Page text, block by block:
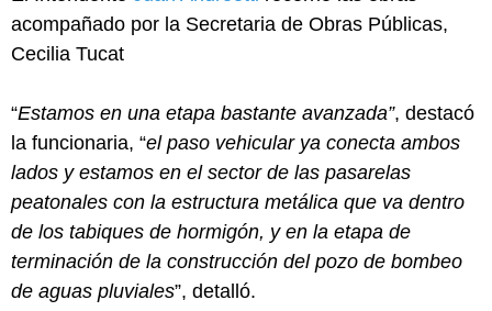
acompañado por la Secretaria de Obras Públicas,
Cecilia Tucat
“Estamos en una etapa bastante avanzada”, destacó
la funcionaria, “el paso vehicular ya conecta ambos
lados y estamos en el sector de las pasarelas
peatonales con la estructura metálica que va dentro
de los tabiques de hormigón, y en la etapa de
terminación de la construcción del pozo de bombeo
de aguas pluviales”, detalló.